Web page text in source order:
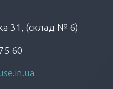
31, (склад № 6)
60